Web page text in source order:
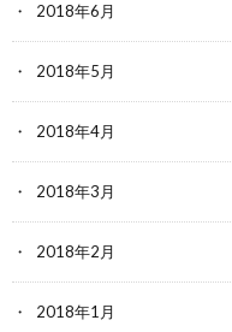
2018年6月
2018年5月
2018年4月
2018年3月
2018年2月
2018年1月